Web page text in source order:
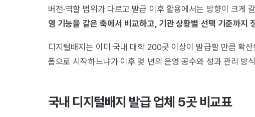
버전·역할 범위가 다르고 발급 이후 활용에서는 방향이 크게
영 기능을 같은 축에서 비교하고, 기관 상황별 선택 기준까지
디지털배지는 이미 국내 대학 200곳 이상이 발급할 만큼 확
폼으로 시작하느냐가 이후 몇 년의 운영 공수와 성과 관리 방
국내 디지털배지 발급 업체 5곳 비교표